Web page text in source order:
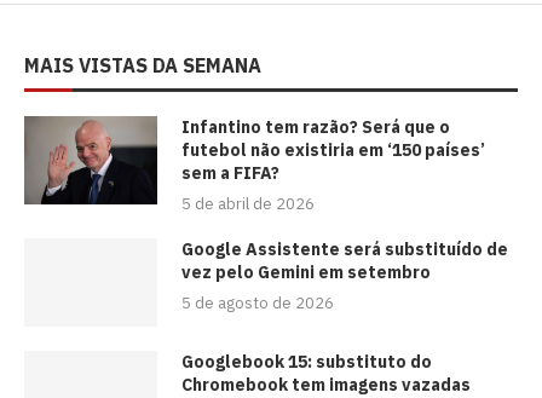
MAIS VISTAS DA SEMANA
⁠Infantino tem razão? Será que o
futebol não existiria em ‘150 países’
sem a FIFA?
5 de abril de 2026
Google Assistente será substituído de
vez pelo Gemini em setembro
5 de agosto de 2026
Googlebook 15: substituto do
Chromebook tem imagens vazadas